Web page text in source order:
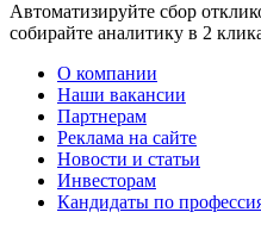
Автоматизируйте сбор
собирайте аналитику в 2
О компании
Наши вакансии
Партнерам
Реклама на сайте
Новости и статьи
Инвесторам
Кандидаты по